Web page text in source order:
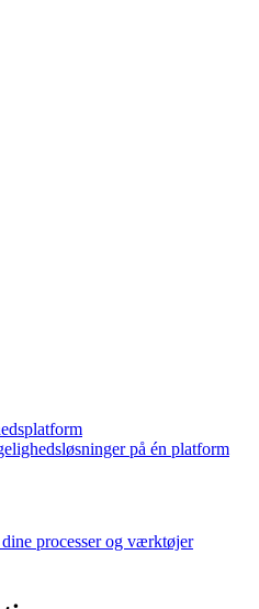
på én platform
processer og værktøjer